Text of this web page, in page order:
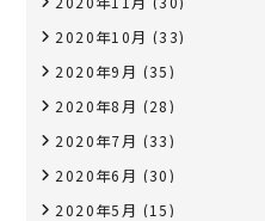
2020年10月 (33)
2020年9月 (35)
2020年8月 (28)
2020年7月 (33)
2020年6月 (30)
2020年5月 (15)